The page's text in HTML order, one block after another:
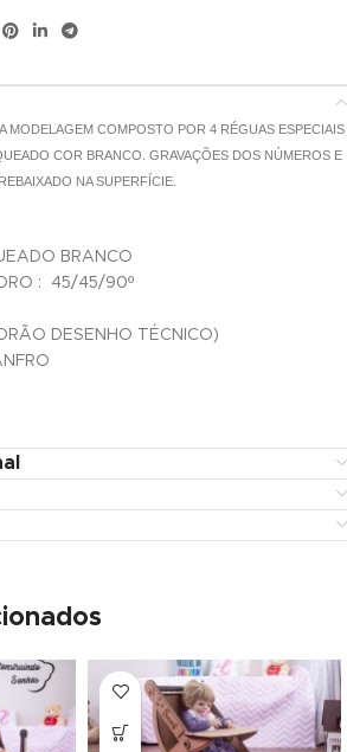
MODELAGEM COMPOSTO POR 4 RÉGUAS ESPECIAIS
COR BRANCO. GRAVAÇÕES DOS NÚMEROS E
NA SUPERFÍCIE.
BRANCO
: 45/45/90º
DESENHO TÉCNICO)